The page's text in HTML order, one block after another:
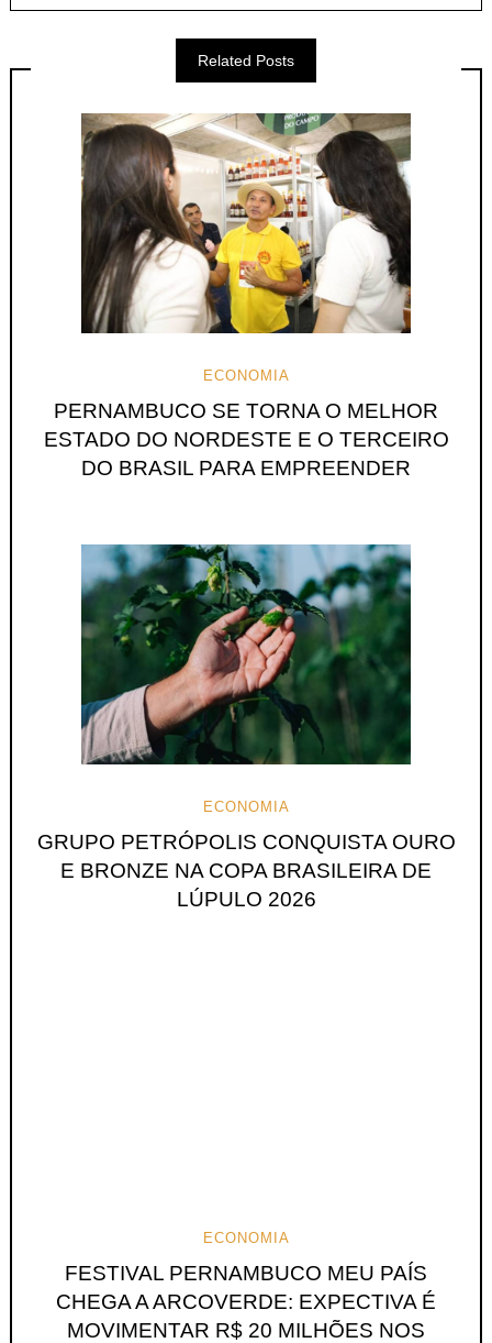
Related Posts
ECONOMIA
PERNAMBUCO SE TORNA O MELHOR
ESTADO DO NORDESTE E O TERCEIRO
DO BRASIL PARA EMPREENDER
ECONOMIA
GRUPO PETRÓPOLIS CONQUISTA OURO
E BRONZE NA COPA BRASILEIRA DE
LÚPULO 2026
ECONOMIA
FESTIVAL PERNAMBUCO MEU PAÍS
CHEGA A ARCOVERDE: EXPECTIVA É
MOVIMENTAR R$ 20 MILHÕES NOS